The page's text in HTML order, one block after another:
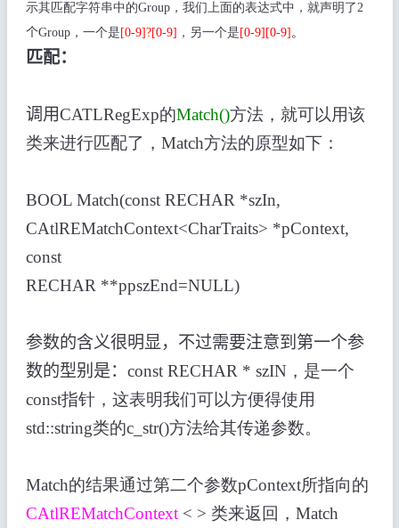
示其匹配字符串中的Group，我们上面的表达式中，就声明了2
个Group，一个是 [0-9]?[0-9] ，另一个是 [0-9][0-9] 。
匹配：
调用CATLRegExp的Match()方法，就可以用该
类来进行匹配了，Match方法的原型如下：
BOOL Match(const RECHAR *szIn,
CAtlREMatchContext<CharTraits> *pContext,
const
RECHAR **ppszEnd=NULL)
参数的含义很明显，不过需要注意到第一个参
数的型别是： const RECHAR * szIN，是一个
const指针，这表明我们可以方便得使用
std::string类的c_str()方法给其传递参数。
Match的结果通过第二个参数pContext所指向的
CAtlREMatchContext< > 类来返回，Match